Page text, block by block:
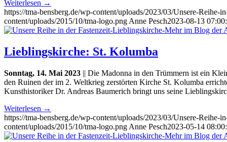
Weiterlesen →
https://tma-bensberg.de/wp-content/uploads/2023/03/Unsere-
content/uploads/2015/10/tma-logo.png Anne Pesch2023-08-13
Lieblingskirche: St. Kolumba
Sonntag, 14. Mai 2023 || Die Madonna in den Trümmern ist ein
den Ruinen der im 2. Weltkrieg zerstörten Kirche St. Kolumba
Kunsthistoriker Dr. Andreas Baumerich bringt uns seine
Weiterlesen →
https://tma-bensberg.de/wp-content/uploads/2023/03/Unsere-
content/uploads/2015/10/tma-logo.png Anne Pesch2023-05-14